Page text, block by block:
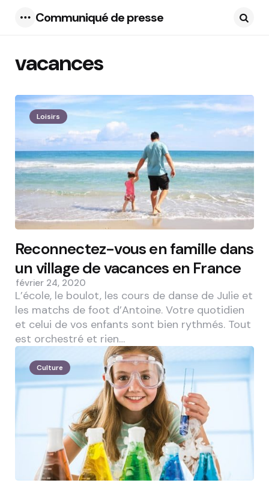
Communiqué de presse
vacances
Loisirs
Reconnectez-vous en famille dans
un village de vacances en France
février 24, 2020
L’école, le boulot, les cours de danse de Julie et
les matchs de foot d’Antoine. Votre quotidien
et celui de vos enfants sont bien rythmés. Tout
est orchestré et rien…
Culture